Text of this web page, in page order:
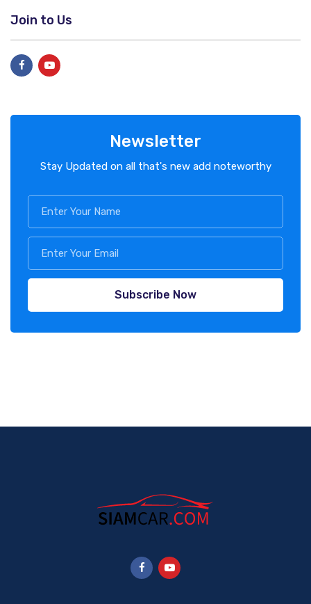
Join to Us
Newsletter
Stay Updated on all that's new add noteworthy
Subscribe Now